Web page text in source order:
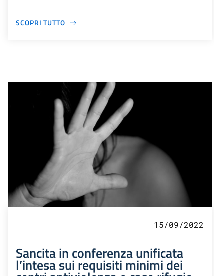
SCOPRI TUTTO
15/09/2022
Sancita in conferenza unificata
l’intesa sui requisiti minimi dei